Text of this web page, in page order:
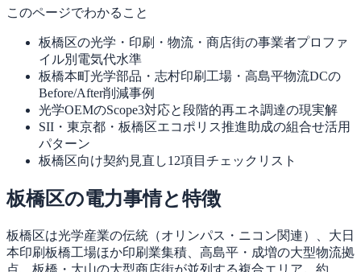
このページでわかること
板橋区の光学・印刷・物流・商店街の事業者プロファ
イル別電気代水準
板橋本町光学部品・志村印刷工場・高島平物流DCの
Before/After削減事例
光学OEMのScope3対応と段階的再エネ調達の現実解
SII・東京都・板橋区エコポリス推進助成の組合せ活用
パターン
板橋区向け契約見直し12項目チェックリスト
板橋区の電力事情と特徴
板橋区は光学産業の伝統（オリンパス・ニコン関連）、大日
本印刷板橋工場ほか印刷業集積、高島平・成増の大型物流拠
点、板橋・大山の大型商店街が並列する複合エリア。約